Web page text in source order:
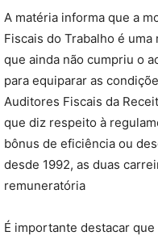
A matéria informa que a
Fiscais do Trabalho é
que ainda não cumpriu o
para equiparar as
Auditores Fiscais da
que diz respeito à
bônus de eficiência ou
desde 1992, as duas
remuneratória
É importante destacar